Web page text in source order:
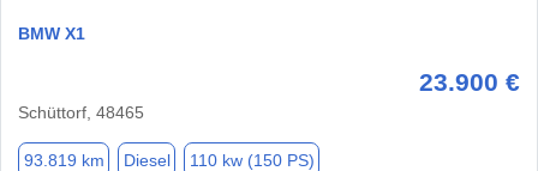
BMW X1
23.900 €
Schüttorf, 48465
93.819 km Diesel 110 kw (150 PS)